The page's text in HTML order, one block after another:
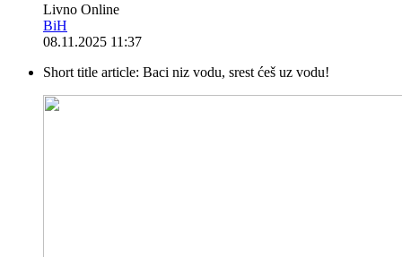
Livno Online
BiH
08.11.2025 11:37
Short title article: Baci niz vodu, srest ćeš uz vodu!